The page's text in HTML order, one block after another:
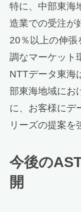
特に、中部東海
造業での受注が
20％以上の伸張
調なマーケット
NTTデータ東海
部東海地域にお
に、お客様にデ
リーズの提案を
今後の
開